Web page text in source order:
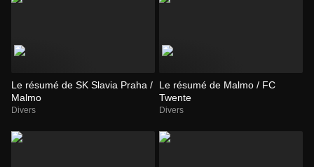
Le résumé de SK Slavia Praha /
Malmo
Divers
Le résumé de Malmo / FC
Twente
Divers